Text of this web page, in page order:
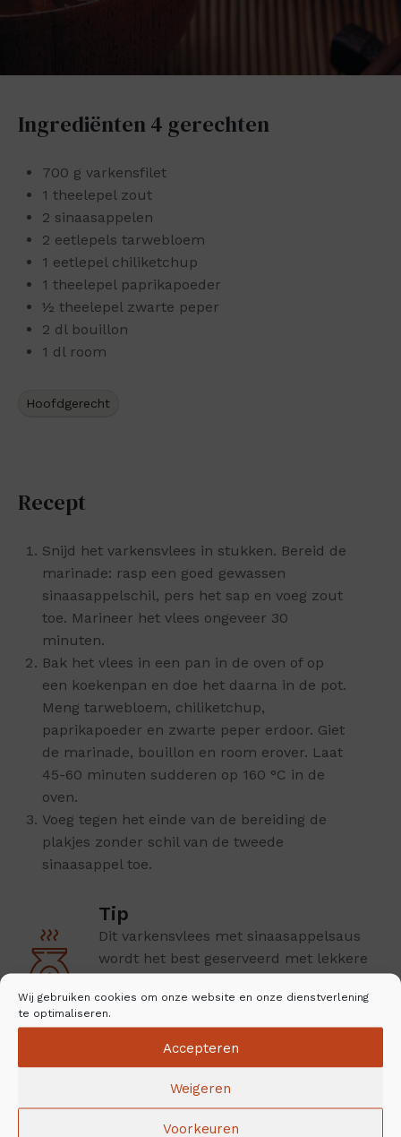
Wij gebruiken cookies om onze website en onze dienstverlening
te optimaliseren.
Accepteren
Weigeren
Voorkeuren
Ingrediënten4 gerechten
700 g varkensfilet
1 theelepel zout
2 sinaasappelen
2 eetlepels tarwebloem
1 eetlepel chiliketchup
1 theelepel paprikapoeder
½ theelepel zwarte peper
2 dl bouillon
1 dl room
Hoofdgerecht
Recept
Snijd het varkensvlees in stukken. Bereid de
marinade: rasp een goed gewassen
sinaasappelschil, pers het sap en voeg zout
toe. Marineer het vlees ongeveer 30
minuten.
Bak het vlees in een pan in de oven of op
een koekenpan en doe het daarna in de pot.
Meng tarwebloem, chiliketchup,
paprikapoeder en zwarte peper erdoor. Giet
de marinade, bouillon en room erover. Laat
45-60 minuten sudderen op 160 °C in de
oven.
Voeg tegen het einde van de bereiding de
plakjes zonder schil van de tweede
sinaasappel toe.
Tip
Dit varkensvlees met sinaasappelsaus
wordt het best geserveerd met lekkere